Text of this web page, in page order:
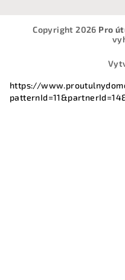
Copyright 2026 Pro
https://